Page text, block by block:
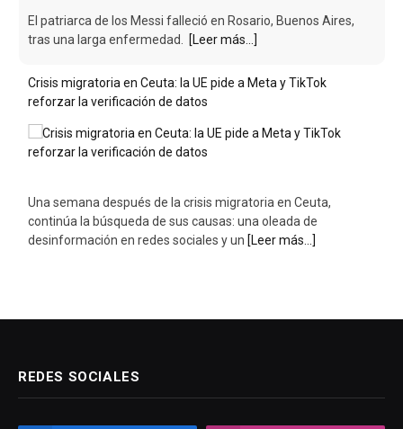
El patriarca de los Messi falleció en Rosario, Buenos Aires,
tras una larga enfermedad.
[Leer más...]
Crisis migratoria en Ceuta: la UE pide a Meta y TikTok
reforzar la verificación de datos
Una semana después de la crisis migratoria en Ceuta,
continúa la búsqueda de sus causas: una oleada de
desinformación en redes sociales y un [Leer más...]
REDES SOCIALES